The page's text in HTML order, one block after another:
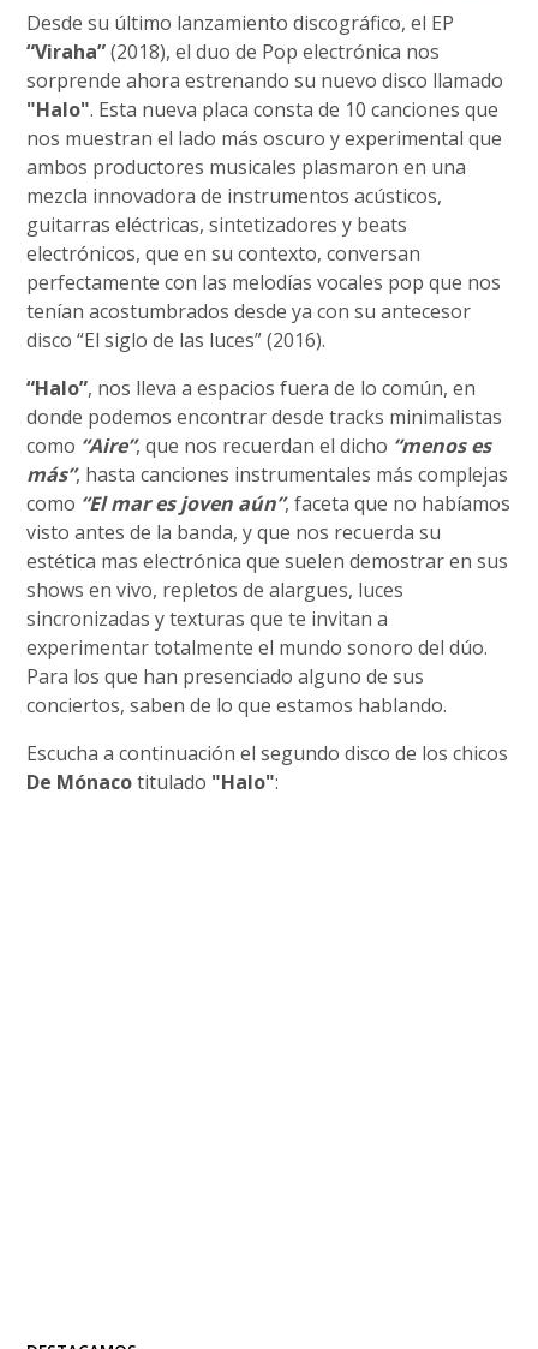
Desde su último lanzamiento discográfico, el EP
“Viraha”(2018), el duo de Pop electrónica nos
sorprende ahora estrenando su nuevo disco llamado
"Halo". Esta nueva placa consta de 10 canciones que
nos muestran el lado más oscuro y experimental que
ambos productores musicales plasmaron en una
mezcla innovadora de instrumentos acústicos,
guitarras eléctricas, sintetizadores y beats
electrónicos, que en su contexto, conversan
perfectamente con las melodías vocales pop que nos
tenían acostumbrados desde ya con su antecesor
disco “El siglo de las luces” (2016).
“Halo”, nos lleva a espacios fuera de lo común, en
donde podemos encontrar desde tracks minimalistas
como “Aire”, que nos recuerdan el dicho “menos es
más”, hasta canciones instrumentales más complejas
como “El mar es joven aún”, faceta que no habíamos
visto antes de la banda, y que nos recuerda su
estética mas electrónica que suelen demostrar en sus
shows en vivo, repletos de alargues, luces
sincronizadas y texturas que te invitan a
experimentar totalmente el mundo sonoro del dúo.
Para los que han presenciado alguno de sus
conciertos, saben de lo que estamos hablando.
Escucha a continuación el segundo disco de los chicos
De Mónacotitulado "Halo":